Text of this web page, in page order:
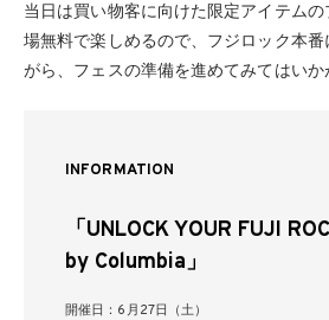
当日は買い物客に向けた限定アイテム
場無料で楽しめるので、フジロック本
がら、フェスの準備を進めてみてはいか
INFORMATION
「UNLOCK YOUR FUJI
by Columbia」
開催日：6月27日（土）